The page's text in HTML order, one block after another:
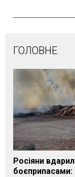
ГОЛОВНЕ
Росіяни
боєприпасами: